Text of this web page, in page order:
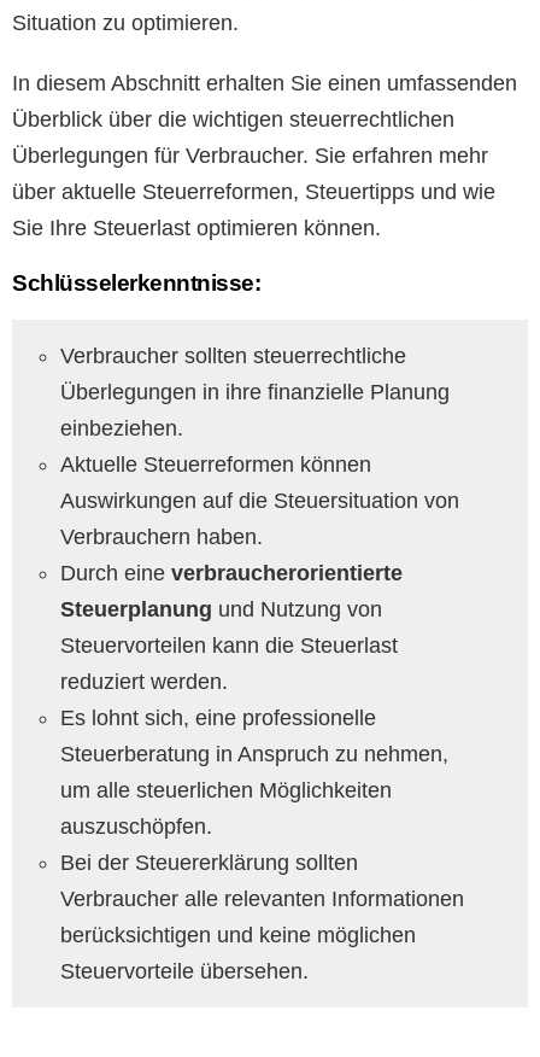
Situation zu optimieren.
In diesem Abschnitt erhalten Sie einen umfassenden
Überblick über die wichtigen steuerrechtlichen
Überlegungen für Verbraucher. Sie erfahren mehr
über aktuelle Steuerreformen, Steuertipps und wie
Sie Ihre Steuerlast optimieren können.
Schlüsselerkenntnisse:
Verbraucher sollten steuerrechtliche
Überlegungen in ihre finanzielle Planung
einbeziehen.
Aktuelle Steuerreformen können
Auswirkungen auf die Steuersituation von
Verbrauchern haben.
Durch eine verbraucherorientierte
Steuerplanung und Nutzung von
Steuervorteilen kann die Steuerlast
reduziert werden.
Es lohnt sich, eine professionelle
Steuerberatung in Anspruch zu nehmen,
um alle steuerlichen Möglichkeiten
auszuschöpfen.
Bei der Steuererklärung sollten
Verbraucher alle relevanten Informationen
berücksichtigen und keine möglichen
Steuervorteile übersehen.